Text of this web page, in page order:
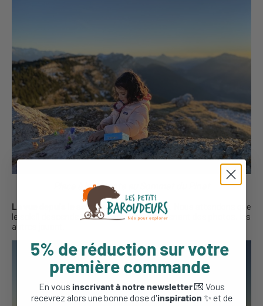
Place à la détente au Sommet du Pinet
La vue depuis le sommet est magnifique
. Nous attendons que
le soleil descende doucement. Les uns prenant des photos, les
autres jouant.
5% de réduction sur votre
première commande
En vous inscrivant à notre newsletter💌 Vous
recevrez alors une bonne dose d'inspiration ✨ et de